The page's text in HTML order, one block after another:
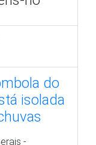
e 26
pede